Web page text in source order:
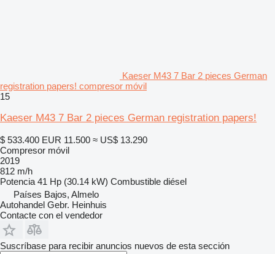
Kaeser M43 7 Bar 2 pieces German
registration papers! compresor móvil
15
Kaeser M43 7 Bar 2 pieces German registration papers!
$ 533.400 EUR 11.500 ≈ US$ 13.290
Compresor móvil
2019
812 m/h
Potencia 41 Hp (30.14 kW) Combustible diésel
Países Bajos, Almelo
Autohandel Gebr. Heinhuis
Contacte con el vendedor
Suscríbase para recibir anuncios nuevos de esta sección